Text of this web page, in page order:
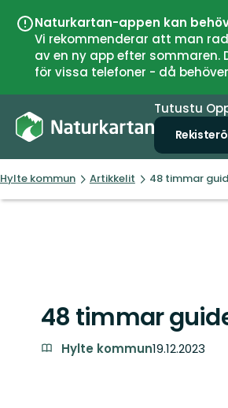
Naturkartan-appen kan
Vi rekommenderar att man
av en ny app efter
för vissa telefoner - då
Tutustu
Hylte kommun Artikkelit 48 timmar
48 timmar
Hylte kommun19.12.2023